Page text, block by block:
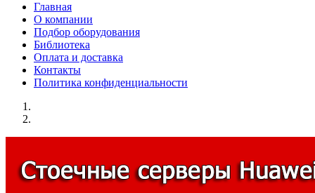
Главная
О компании
Подбор оборудования
Библиотека
Оплата и доставка
Контакты
Политика конфиденциальности